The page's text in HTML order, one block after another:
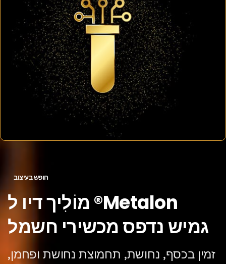
חופש בעיצוב
Metalon® מוֹלִיךדיו ל
גמישנדפסמכשירי חשמל
זמין בכסף, נחושת, תחמוצת נחושת ופחמן,